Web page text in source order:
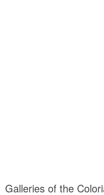
Galleries of the